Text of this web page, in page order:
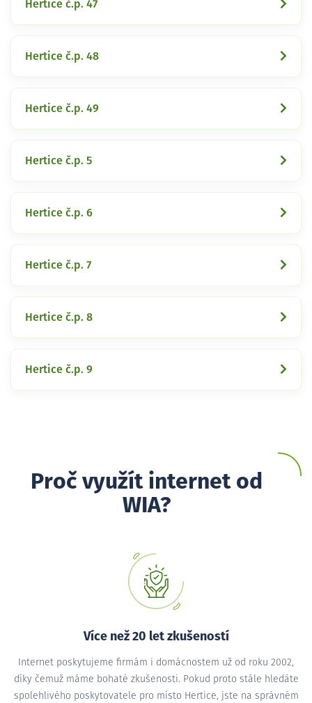
Hertice č.p. 47
Hertice č.p. 48
Hertice č.p. 49
Hertice č.p. 5
Hertice č.p. 6
Hertice č.p. 7
Hertice č.p. 8
Hertice č.p. 9
Proč využít internet od
WIA?
Více než 20 let zkušeností
Internet poskytujeme firmám i domácnostem už od roku 2002,
díky čemuž máme bohaté zkušenosti. Pokud proto stále hledáte
spolehlivého poskytovatele pro místo Hertice, jste na správném